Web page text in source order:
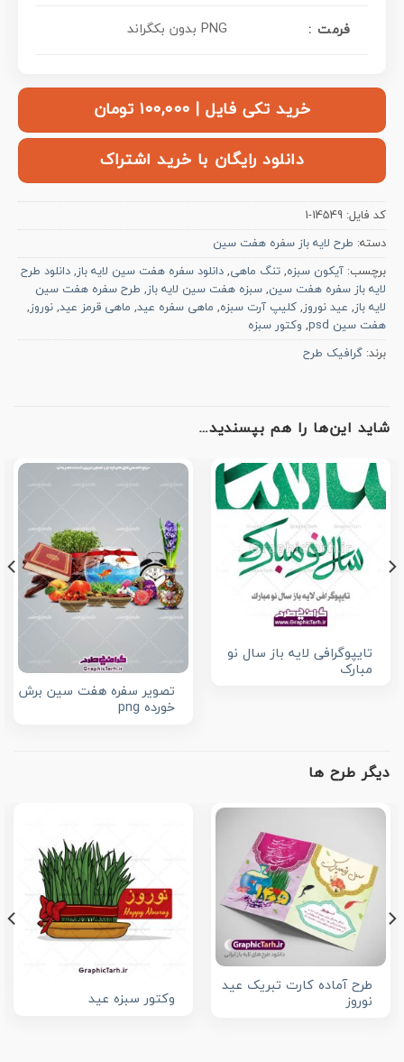
فرمت : PNG بدون بکگراند
خرید تکی فایل | ۱۰۰,۰۰۰ تومان
دانلود رایگان با خرید اشتراک
کد فایل: 14549-1
دسته: طرح لایه باز سفره هفت سین
برچسب: آیکون سبزه, تنگ ماهی, دانلود سفره هفت سین لایه باز, دانلود طرح
لایه باز سفره هفت سین, سبزه هفت سین لایه باز, طرح سفره هفت سین
لایه باز, عید نوروز, کلیپ آرت سبزه, ماهی سفره عید, ماهی قرمز عید, نوروز,
هفت سین psd
, وکتور سبزه
برند: گرافیک طرح
شاید این‌ها را هم بپسندید…
تایپوگرافی لایه باز سال نو
مبارک
تصویر سفره هفت سین برش
خورده png
دیگر طرح ها
طرح آماده کارت تبریک عید
نوروز
وکتور سبزه عید